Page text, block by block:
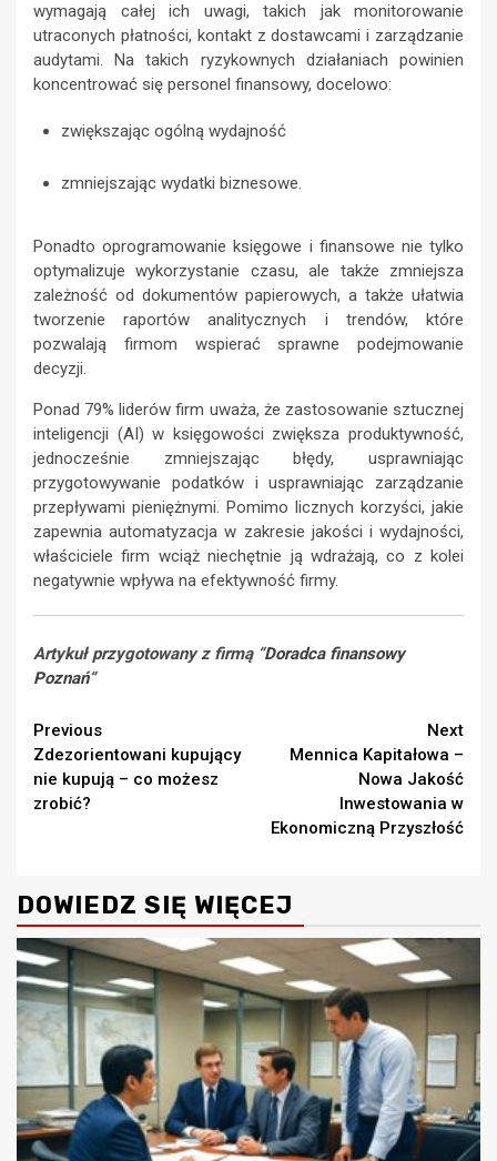
wymagają całej ich uwagi, takich jak monitorowanie
utraconych płatności, kontakt z dostawcami i zarządzanie
audytami. Na takich ryzykownych działaniach powinien
koncentrować się personel finansowy, docelowo:
zwiększając ogólną wydajność
zmniejszając wydatki biznesowe.
Ponadto oprogramowanie księgowe i finansowe nie tylko
optymalizuje wykorzystanie czasu, ale także zmniejsza
zależność od dokumentów papierowych, a także ułatwia
tworzenie raportów analitycznych i trendów, które
pozwalają firmom wspierać sprawne podejmowanie
decyzji.
Ponad 79% liderów firm uważa, że ​​zastosowanie sztucznej
inteligencji (AI) w księgowości zwiększa produktywność,
jednocześnie zmniejszając błędy, usprawniając
przygotowywanie podatków i usprawniając zarządzanie
przepływami pieniężnymi. Pomimo licznych korzyści, jakie
zapewnia automatyzacja w zakresie jakości i wydajności,
właściciele firm wciąż niechętnie ją wdrażają, co z kolei
negatywnie wpływa na efektywność firmy.
Artykuł przygotowany z firmą “Doradca finansowy
Poznań“
Continue
Reading
Previous
Zdezorientowani kupujący
nie kupują – co możesz
zrobić?
Next
Mennica Kapitałowa –
Nowa Jakość
Inwestowania w
Ekonomiczną Przyszłość
DOWIEDZ SIĘ WIĘCEJ